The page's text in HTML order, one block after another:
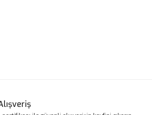
Yorum Yaz
bozuk veya görüntülenemiyor.